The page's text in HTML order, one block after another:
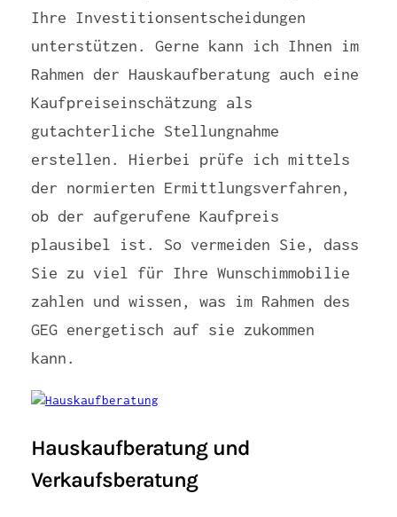
Ihre Investitionsentscheidungen
unterstützen. Gerne kann ich Ihnen im
Rahmen der Hauskaufberatung auch eine
Kaufpreiseinschätzung als
gutachterliche Stellungnahme
erstellen. Hierbei prüfe ich mittels
der normierten Ermittlungsverfahren,
ob der aufgerufene Kaufpreis
plausibel ist. So vermeiden Sie, dass
Sie zu viel für Ihre Wunschimmobilie
zahlen und wissen, was im Rahmen des
GEG energetisch auf sie zukommen
kann.
Hauskaufberatung und
Verkaufsberatung